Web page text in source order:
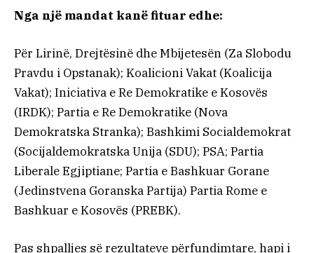
Nga një mandat kanë fituar edhe:
Për Lirinë, Drejtësinë dhe Mbijetesën (Za Slobodu
Pravdu i Opstanak); Koalicioni Vakat (Koalicija
Vakat); Iniciativa e Re Demokratike e Kosovës
(IRDK); Partia e Re Demokratike (Nova
Demokratska Stranka); Bashkimi Socialdemokrat
(Socijaldemokratska Unija (SDU); PSA; Partia
Liberale Egjiptiane; Partia e Bashkuar Gorane
(Jedinstvena Goranska Partija) Partia Rome e
Bashkuar e Kosovës (PREBK).
Pas shpalljes së rezultateve përfundimtare, hapi i